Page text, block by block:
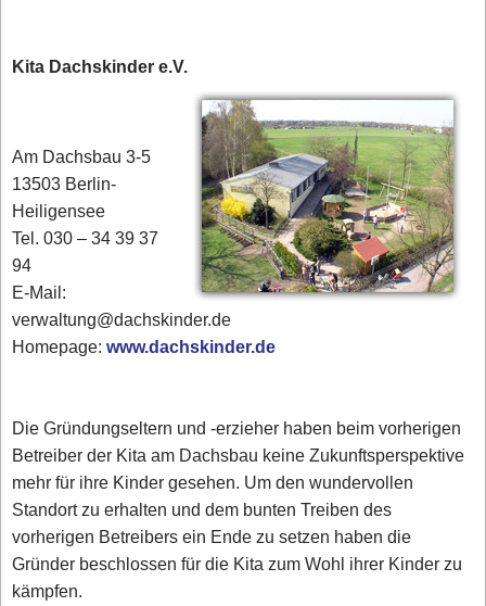
Kita Dachskinder e.V.
Am Dachsbau 3-5
13503 Berlin-
Heiligensee
Tel. 030 – 34 39 37
94
E-Mail:
verwaltung@dachskinder.de
Homepage:www.dachskinder.de
Die Gründungseltern und -erzieher haben beim vorherigen
Betreiber der Kita am Dachsbau keine Zukunftsperspektive
mehr für ihre Kinder gesehen. Um den wundervollen
Standort zu erhalten und dem bunten Treiben des
vorherigen Betreibers ein Ende zu setzen haben die
Gründer beschlossen für die Kita zum Wohl ihrer Kinder zu
kämpfen.